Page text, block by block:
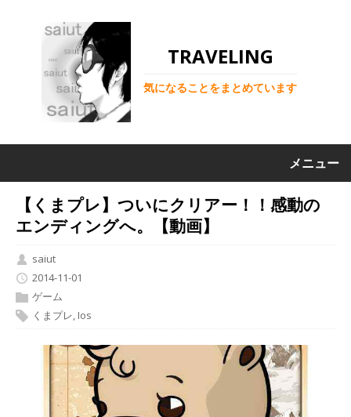
TRAVELING
気になることをまとめています
メニュー
【くまプレ】ついにクリアー！！感動の
エンディングへ。【動画】
saiut
2014-11-01
ゲーム
くまプレ, Ios